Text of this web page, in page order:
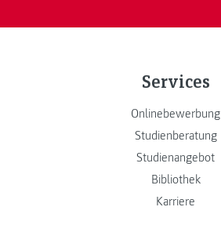
Services
Onlinebewerbung
Studienberatung
Studienangebot
Bibliothek
Karriere